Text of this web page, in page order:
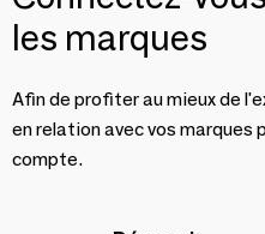
les marques
Afin de profiter au mieux de
en relation avec vos marques
compte.